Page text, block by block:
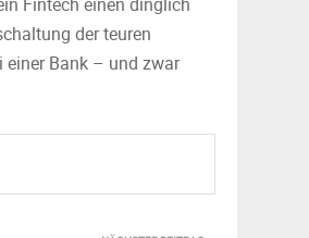
der teuren
einer Bank – und zwar